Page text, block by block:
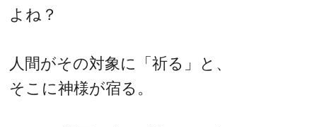
よね？
人間がその対象に「祈る」と、
そこに神様が宿る。